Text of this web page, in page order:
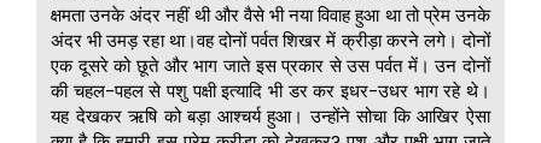
क्षमता उनके अंदर नहीं थी और वैसे भी नया विवाह हुआ था तो प्रेम उनके
अंदर भी उमड़ रहा था।वह दोनों पर्वत शिखर में क्रीड़ा करने लगे। दोनों
एक दूसरे को छूते और भाग जाते इस प्रकार से उस पर्वत में। उन दोनों
की चहल-पहल से पशु पक्षी इत्यादि भी डर कर इधर-उधर भाग रहे थे।
यह देखकर ऋषि को बड़ा आश्चर्य हुआ। उन्होंने सोचा कि आखिर ऐसा